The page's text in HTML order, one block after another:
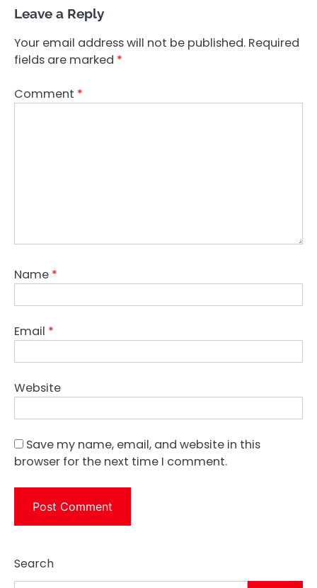
Leave a Reply
Your email address will not be published. Required
fields are marked *
Comment *
Name *
Email *
Website
Save my name, email, and website in this
browser for the next time I comment.
Search